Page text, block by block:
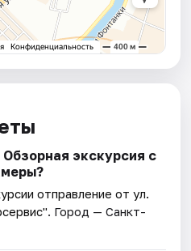
экскурсия с
отправление от ул.
. Город — Санкт-